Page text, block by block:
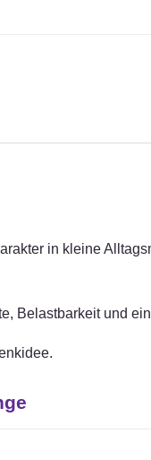
in kleine
Belastbarkeit und